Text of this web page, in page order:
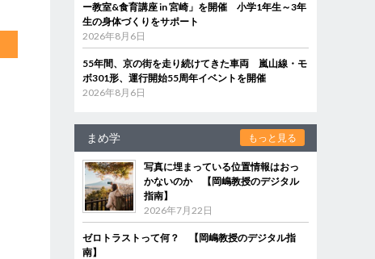
ー教室&食育講座 in 宮崎」を開催 小学1年生～3年
生の身体づくりをサポート
2026年8月6日
55年間、京の街を走り続けてきた車両 嵐山線・モ
ボ301形、運行開始55周年イベントを開催
2026年8月6日
まめ学 もっと見る
写真に埋まっている位置情報はおっ
かないのか 【岡嶋教授のデジタル
指南】
2026年7月22日
ゼロトラストって何？ 【岡嶋教授のデジタル指
南】